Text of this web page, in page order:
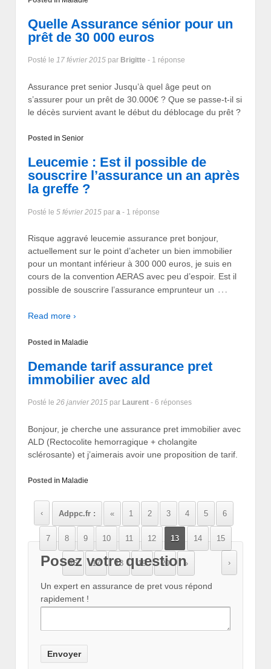
Quelle Assurance sénior pour un
prêt de 30 000 euros
Posté le 17 février 2015 par Brigitte - 1 réponse
Assurance pret senior Jusqu’à quel âge peut on
s’assurer pour un prêt de 30.000€ ? Que se passe-t-il si
le décès survient avant le début du déblocage du prêt ?
Posted in Senior
Leucemie : Est il possible de
souscrire l’assurance un an après
la greffe ?
Posté le 5 février 2015 par a - 1 réponse
Risque aggravé leucemie assurance pret bonjour,
actuellement sur le point d’acheter un bien immobilier
pour un montant inférieur à 300 000 euros, je suis en
cours de la convention AERAS avec peu d’espoir. Est il
possible de souscrire l’assurance emprunteur un …
Read more ›
Posted in Maladie
Demande tarif assurance pret
immobilier avec ald
Posté le 26 janvier 2015 par Laurent - 6 réponses
Bonjour, je cherche une assurance pret immobilier avec
ALD (Rectocolite hemorragique + cholangite
sclérosante) et j’aimerais avoir une proposition de tarif.
Posted in Maladie
Adppc.fr : «
‹ 1 2 3 4 5 6
7 8 9 10 11 12 13 14 15
16 17 18 19 20 ›
»
Posez votre question
Un expert en assurance de pret vous répond
rapidement !